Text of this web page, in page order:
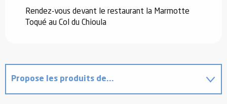
Rendez-vous devant le restaurant la Marmotte
Toqué au Col du Chioula
Propose les produits de...